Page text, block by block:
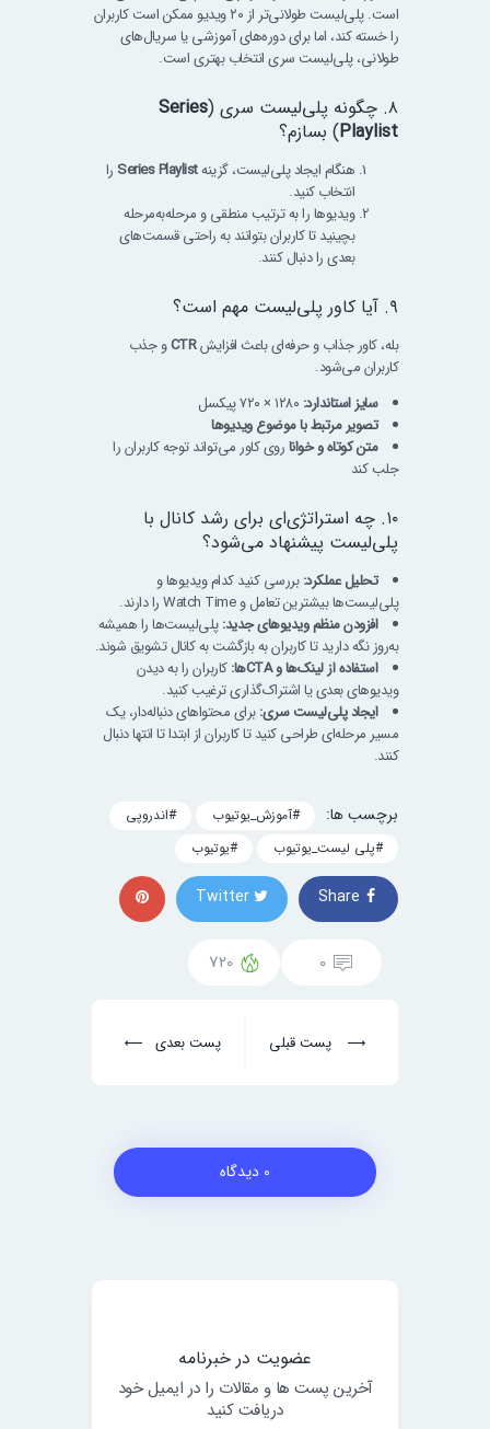
است. پلی‌لیست طولانی‌تر از ۲۰ ویدیو ممکن است کاربران
را خسته کند، اما برای دوره‌های آموزشی یا سریال‌های
طولانی، پلی‌لیست سری انتخاب بهتری است.
۸. چگونه پلی‌لیست سری (
Series
Playlist) بسازم؟
هنگام ایجاد پلی‌لیست، گزینهSeries Playlist را
انتخاب کنید.
ویدیوها را به ترتیب منطقی و مرحله‌به‌مرحله
بچینید تا کاربران بتوانند به راحتی قسمت‌های
بعدی را دنبال کنند.
۹. آیا کاور پلی‌لیست مهم است؟
بله، کاور جذاب و حرفه‌ای باعث افزایشCTRو جذب
کاربران می‌شود.
سایز استاندارد:
تصویر مرتبط با موضوع ویدیوها
متن کوتاه و خواناروی کاور می‌تواند توجه کاربران را
جلب کند
۱۰. چه استراتژی‌ای برای رشد کانال با
پلی‌لیست پیشنهاد می‌شود؟
تحلیل عملکرد:بررسی کنید کدام ویدیوها و
پلی‌لیست‌ها بیشترین تعامل و Watch Time را دارند.
افزودن منظم ویدیوهای جدید:پلی‌لیست‌ها را همیشه
به‌روز نگه دارید تا کاربران به بازگشت به کانال تشویق شوند.
استفاده از لینک‌ها و CTAها:
کاربران را به دیدن
ویدیوهای بعدی یا اشتراک‌گذاری ترغیب کنید.
ایجاد پلی‌لیست سری:برای محتواهای دنباله‌دار، یک
مسیر مرحله‌ای طراحی کنید تا کاربران از ابتدا تا انتها دنبال
کنند.
برچسب ‌ها: #آموزش_یوتیوب
#اندروپی
#پلی لیست_یوتیوب
#یوتیوب
Share
Twitter
0
720
پست قبلی پست بعدی
0 دیدگاه
عضویت در خبرنامه
آخرین پست ها و مقالات را در ایمیل خود
دریافت کنید